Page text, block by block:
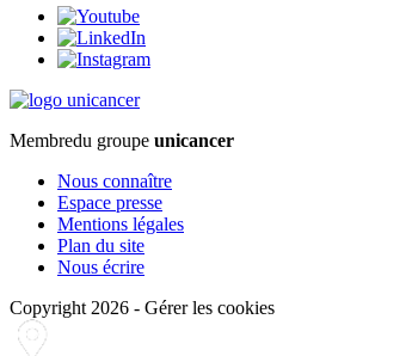
Membredu groupe unicancer
Nous connaître
Espace presse
Mentions légales
Plan du site
Nous écrire
Copyright 2026 - Gérer les cookies